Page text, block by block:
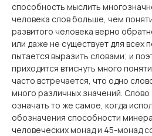
способность мыслить
человека слов больше, чем
развитого человека верно
или даже не существует для всех
пытается выразить словами; и
приходится втиснуть много
часто встречается, что одно
много различных значений.
означать то же самое, когда
обозначения способности
человеческих монад и 45-монад